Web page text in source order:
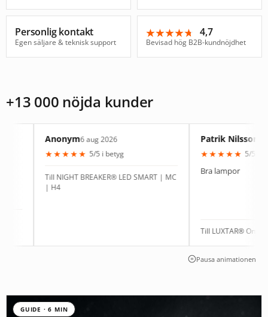
Personlig kontakt
Egen säljare & teknisk support
★★★★★
★★★★★ 4,7
Bevisad hög B2B-kundnöjdhet
+13 000 nöjda kunder
6 aug 2026
★ 5/5 i betyg
Till NIGHT BREAKER® LED SMART | MC
Patrik Nilsson4 aug 2026
★ 5/5 i betyg
Bra lampor
Till LUXTAR® Onyx | 9012
Pausa animationen
GUIDE · 6 MIN